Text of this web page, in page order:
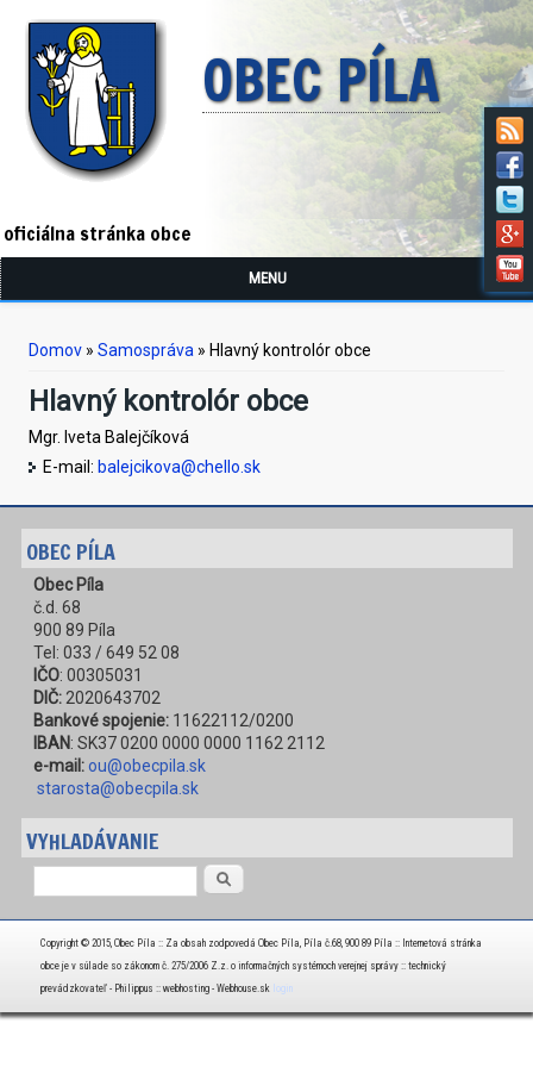
OBEC PÍLA
oficiálna stránka obce
MENU
Nachádzate sa tu
Domov »Samospráva » Hlavný kontrolór obce
Hlavný kontrolór obce
Mgr. Iveta Balejčíková
E-mail: balejcikova@chello.sk
OBEC PÍLA
Obec Píla
č.d. 68
900 89 Píla
Tel: 033 / 649 52 08
IČO: 00305031
DIČ:2020643702
Bankové spojenie:11622112/0200
IBAN: SK37 0200 0000 0000 1162 2112
e-mail:ou@obecpila.sk
starosta@obecpila.sk
VYHLADÁVANIE
Copyright © 2015, Obec Píla :: Za obsah zodpovedá Obec Píla, Píla č.68, 900 89 Píla :: Internetová stránka
obce je v súlade so zákonom č. 275/2006 Z.z. o informačných systémoch verejnej správy :: technický
prevádzkovateľ - Philippus :: webhosting - Webhouse.sk login